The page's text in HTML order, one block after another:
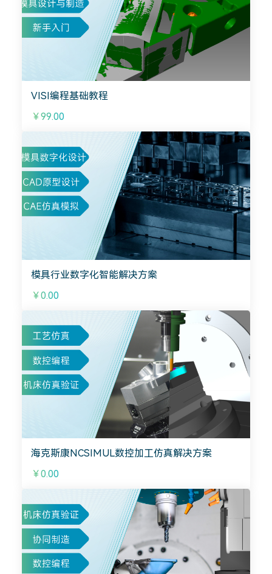
VISI编程基础教程
￥99.00
模具行业数字化智能解决方案
￥0.00
海克斯康NCSIMUL数控加工仿真解决方案
￥0.00